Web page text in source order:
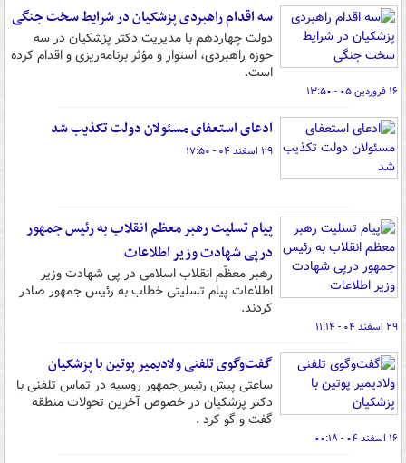
سه اقدام راهبردی پزشکیان در شرایط سخت جنگی
دولت چهاردهم با مدیریت دکتر پزشکیان در سه
حوزه راهبردی، استوار و مؤثر برنامه‌ریزی و اقدام کرده
است.
۱۶ فروردین ۰۵ - ۱۳:۵۰
ادعای استعفای مسئولان دولت تکذیب شد
۲۹ اسفند ۰۴ - ۱۷:۵۰
پیام تسلیت رهبر معظم انقلاب به رئیس جمهور
درپی شهادت وزیر اطلاعات
رهبر معظّم انقلاب اسلامی در پی شهادت وزیر
اطلاعات پیام تسلیتی خطاب به رئیس جمهور صادر
کردند.
۲۹ اسفند ۰۴ - ۱۱:۱۴
گفت‌وگوی تلفنی ولادیمیر پوتین با پزشکیان
ساعتی پیش رئیس‌جمهور روسیه در تماس تلفنی با
دکتر پزشکیان در خصوص آخرین تحولات منطقه
گفت و گو کرد .
۱۶ اسفند ۰۴ - ۰۰:۱۸